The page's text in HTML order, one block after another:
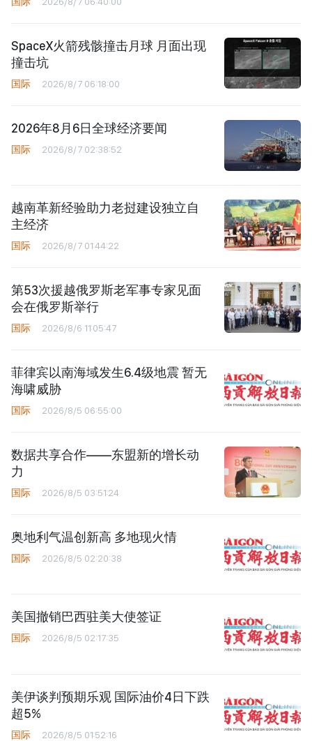
SpaceX火箭残骸撞击月球 月面出现
撞击坑
国际 2026/8/7 06:18:00
2026年8月6日全球经济要闻
国际 2026/8/7 02:38:52
越南革新经验助力老挝建设独立自
主经济
国际 2026/8/7 01:44:22
第53次援越俄罗斯老军事专家见面
会在俄罗斯举行
国际 2026/8/6 11:05:47
菲律宾以南海域发生6.4级地震 暂无
海啸威胁
国际 2026/8/5 06:55:00
数据共享合作——东盟新的增长动
力
国际 2026/8/5 03:51:24
奥地利气温创新高 多地现火情
国际 2026/8/5 02:20:38
美国撤销巴西驻美大使签证
国际 2026/8/5 02:17:35
美伊谈判预期乐观 国际油价4日下跌
超5%
国际 2026/8/5 01:52:16